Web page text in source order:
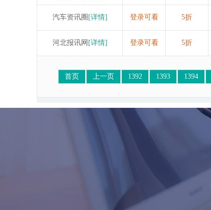
汽车资讯圈 [详情] 登录可看 5折
河北报讯网 [详情] 登录可看 5折
首页 上一页 1392 1393 1394